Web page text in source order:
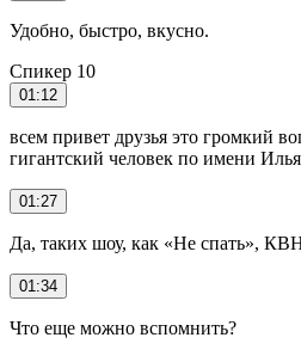
Удобно, быстро, вкусно.
Спикер 10
01:12
всем привет друзья это громкий
гигантский человек по имени
01:27
Да, таких шоу, как «Не спать»,
01:34
Что еще можно вспомнить?